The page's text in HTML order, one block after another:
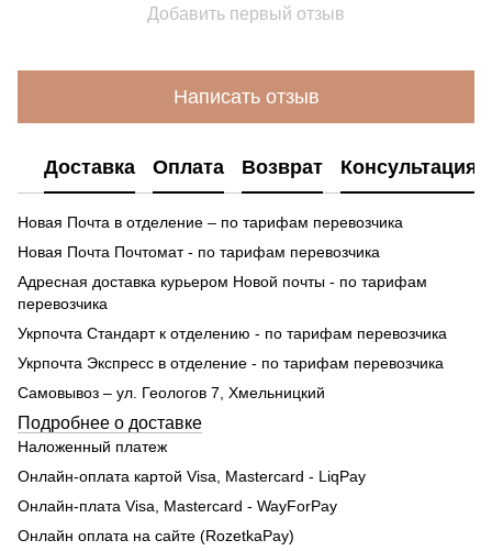
Добавить первый отзыв
Написать отзыв
Доставка Оплата Возврат Консультация
Новая Почта в отделение – по тарифам перевозчика
Новая Почта Почтомат - по тарифам перевозчика
Адресная доставка курьером Новой почты - по тарифам
перевозчика
Укрпочта Стандарт к отделению - по тарифам перевозчика
Укрпочта Экспресс в отделение - по тарифам перевозчика
Самовывоз – ул. Геологов 7, Хмельницкий
Подробнее о доставке
Наложенный платеж
Онлайн-оплата картой Visa, Mastercard - LiqPay
Онлайн-плата Visa, Mastercard - WayForPay
Онлайн оплата на сайте (RozetkaPay)